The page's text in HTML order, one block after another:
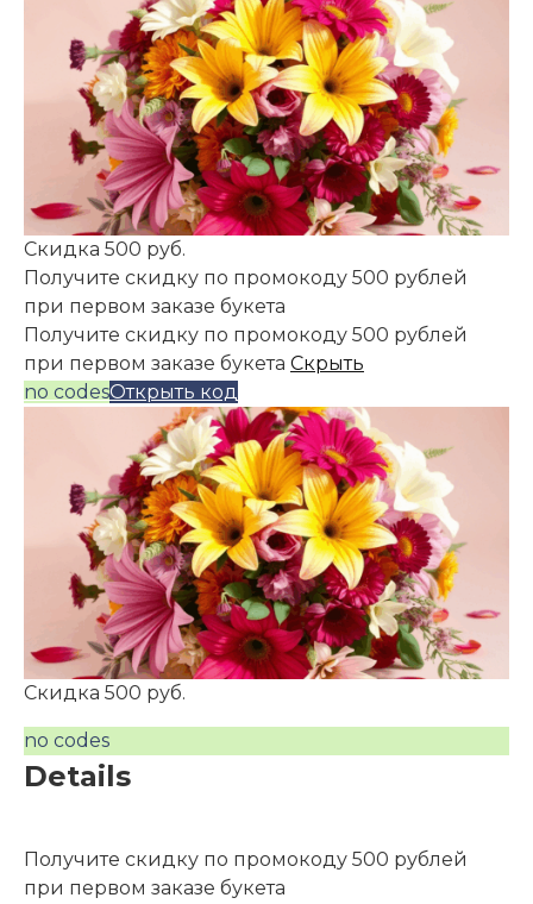
Скидка 500 руб.
Получите скидку по промокоду 500 рублей
при первом заказе букета
Получите скидку по промокоду 500 рублей
при первом заказе букета Скрыть
no codesОткрыть код
Скидка 500 руб.
no codes
Details
Получите скидку по промокоду 500 рублей
при первом заказе букета